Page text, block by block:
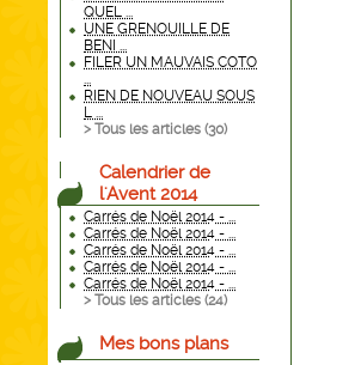
QUEL ...
UNE GRENOUILLE DE
BENI ...
FILER UN MAUVAIS COTO
...
RIEN DE NOUVEAU SOUS
L ...
> Tous les articles (30)
Calendrier de
l'Avent 2014
Carrés de Noël 2014 - ...
Carrés de Noël 2014 - ...
Carrés de Noël 2014 - ...
Carrés de Noël 2014 - ...
Carrés de Noël 2014 - ...
> Tous les articles (24)
Mes bons plans